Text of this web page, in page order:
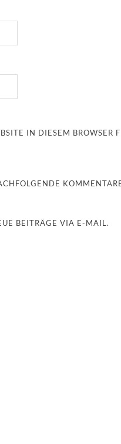
IN DIESEM BROWSER
BEITRÄGE VIA E-MAIL.